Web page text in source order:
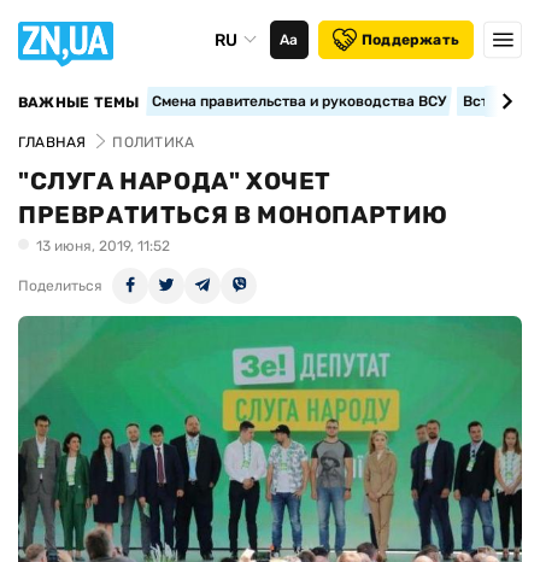
RU Аа Поддержать
ВАЖНЫЕ ТЕМЫ Смена правительства и руководства ВСУ
ГЛАВНАЯ ПОЛИТИКА
"СЛУГА НАРОДА" ХОЧЕТ
ПРЕВРАТИТЬСЯ В МОНОПАРТИЮ
13 июня, 2019, 11:52
Поделиться